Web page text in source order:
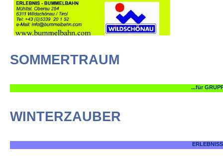
interessante LINKs
von A - Z
Impressum
SOMMERTRAUM
WINTERZAUBER